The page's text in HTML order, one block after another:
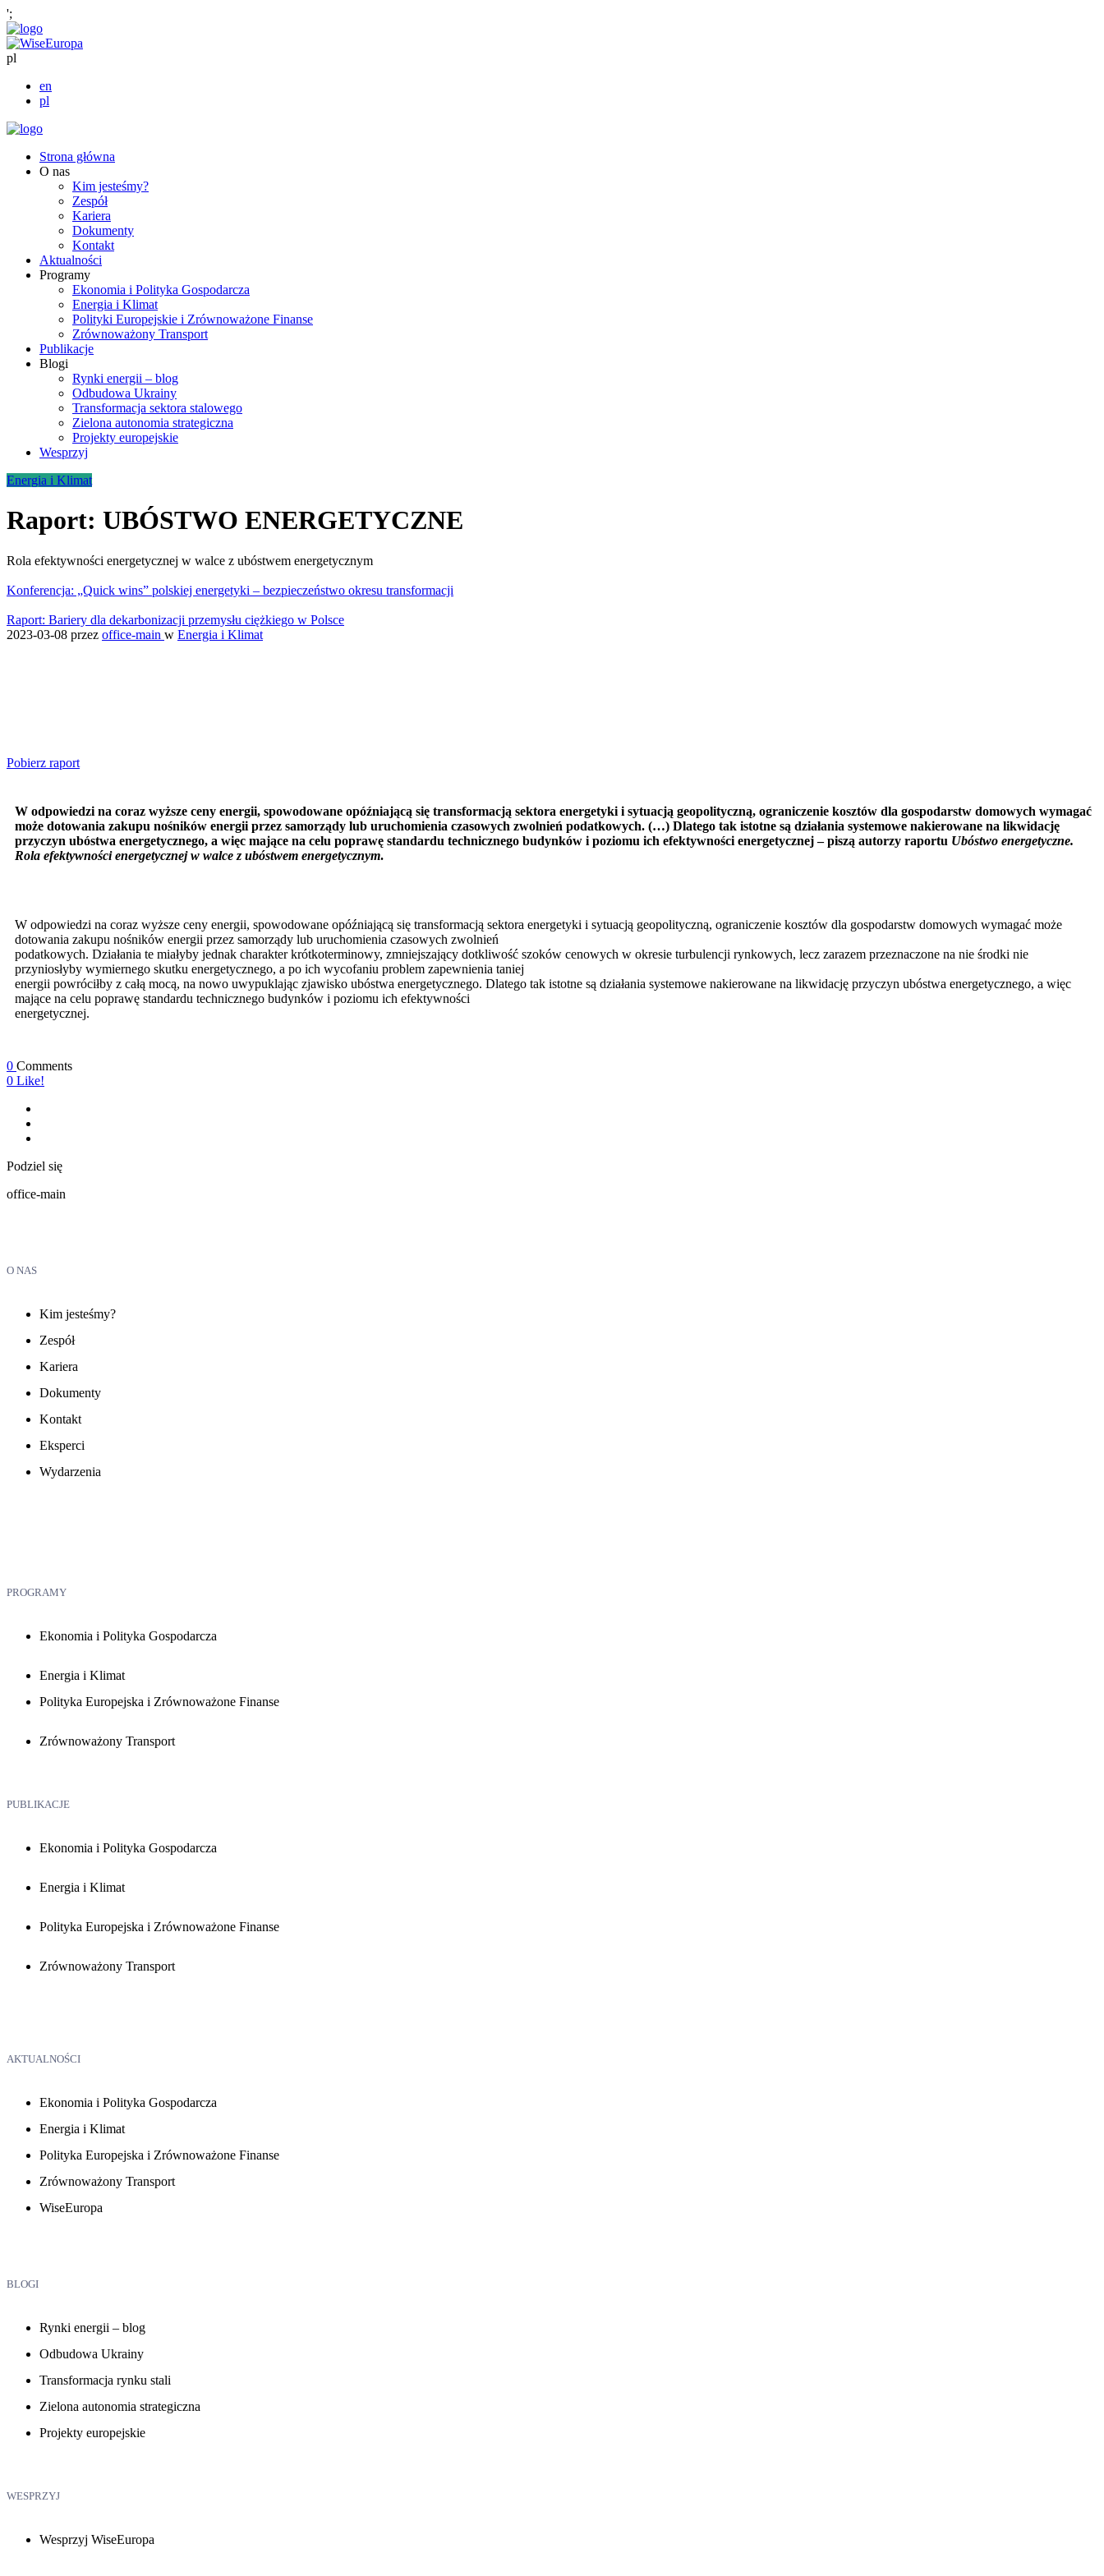
';
pl
en
pl
Strona główna
O nas
Kim jesteśmy?
Zespół
Kariera
Dokumenty
Kontakt
Aktualności
Programy
Ekonomia i Polityka Gospodarcza
Energia i Klimat
Polityki Europejskie i Zrównoważone Finanse
Zrównoważony Transport
Publikacje
Blogi
Rynki energii – blog
Odbudowa Ukrainy
Transformacja sektora stalowego
Zielona autonomia strategiczna
Projekty europejskie
Wesprzyj
Energia i Klimat
Raport: UBÓSTWO ENERGETYCZNE
Rola efektywności energetycznej w walce z ubóstwem energetycznym
Konferencja: „Quick wins” polskiej energetyki – bezpieczeństwo okresu transformacji
Raport: Bariery dla dekarbonizacji przemysłu ciężkiego w Polsce
2023-03-08 przez office-main w Energia i Klimat
Pobierz raport
W odpowiedzi na coraz wyższe ceny energii, spowodowane opóźniającą się transformacją sektora energetyki i sytuacją geopolityczną, ograniczenie kosztów dla gospodarstw domowych wymagać
może dotowania zakupu nośników energii przez samorządy lub uruchomienia czasowych zwolnień podatkowych. (…) Dlatego tak istotne są działania systemowe nakierowane na likwidację
przyczyn ubóstwa energetycznego, a więc mające na celu poprawę standardu technicznego budynków i poziomu ich efektywności energetycznej – piszą autorzy raportu Ubóstwo energetyczne.
Rola efektywności energetycznej w walce z ubóstwem energetycznym.
W odpowiedzi na coraz wyższe ceny energii, spowodowane opóźniającą się transformacją sektora energetyki i sytuacją geopolityczną, ograniczenie kosztów dla gospodarstw domowych wymagać może
dotowania zakupu nośników energii przez samorządy lub uruchomienia czasowych zwolnień
podatkowych. Działania te miałyby jednak charakter krótkoterminowy, zmniejszający dotkliwość szoków cenowych w okresie turbulencji rynkowych, lecz zarazem przeznaczone na nie środki nie
przyniosłyby wymiernego skutku energetycznego, a po ich wycofaniu problem zapewnienia taniej
energii powróciłby z całą mocą, na nowo uwypuklając zjawisko ubóstwa energetycznego. Dlatego tak istotne są działania systemowe nakierowane na likwidację przyczyn ubóstwa energetycznego, a więc
mające na celu poprawę standardu technicznego budynków i poziomu ich efektywności
energetycznej.
0 Comments
0 Like!
Podziel się
office-main
O NAS
Kim jesteśmy?
Zespół
Kariera
Dokumenty
Kontakt
Eksperci
Wydarzenia
PROGRAMY
Ekonomia i Polityka Gospodarcza
Energia i Klimat
Polityka Europejska i Zrównoważone Finanse
Zrównoważony Transport
PUBLIKACJE
Ekonomia i Polityka Gospodarcza
Energia i Klimat
Polityka Europejska i Zrównoważone Finanse
Zrównoważony Transport
AKTUALNOŚCI
Ekonomia i Polityka Gospodarcza
Energia i Klimat
Polityka Europejska i Zrównoważone Finanse
Zrównoważony Transport
WiseEuropa
BLOGI
Rynki energii – blog
Odbudowa Ukrainy
Transformacja rynku stali
Zielona autonomia strategiczna
Projekty europejskie
WESPRZYJ
Wesprzyj WiseEuropa